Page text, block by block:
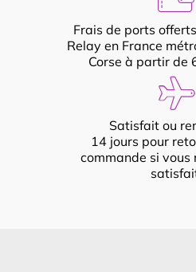
Frais de ports
Relay en France
Corse à partir de
Satisfait ou
14 jours pour
commande si vous